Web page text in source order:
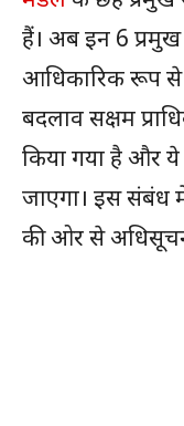
हैं। अब इन 6
आधिकारिक रूप से
बदलाव सक्षम
किया गया है और ये
जाएगा। इस संबंध
की ओर से